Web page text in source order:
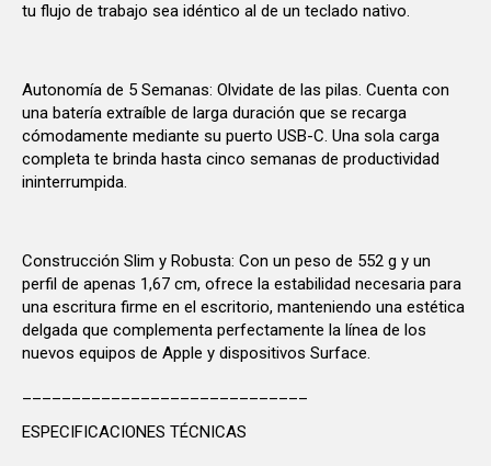
tu flujo de trabajo sea idéntico al de un teclado nativo.
Autonomía de 5 Semanas: Olvidate de las pilas. Cuenta con
una batería extraíble de larga duración que se recarga
cómodamente mediante su puerto USB-C. Una sola carga
completa te brinda hasta cinco semanas de productividad
ininterrumpida.
Construcción Slim y Robusta: Con un peso de 552 g y un
perfil de apenas 1,67 cm, ofrece la estabilidad necesaria para
una escritura firme en el escritorio, manteniendo una estética
delgada que complementa perfectamente la línea de los
nuevos equipos de Apple y dispositivos Surface.
ESPECIFICACIONES TÉCNICAS